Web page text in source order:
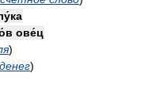
ове́ц
)
)